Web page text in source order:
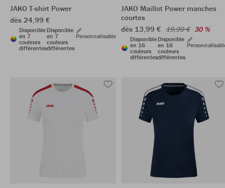
JAKO T-shirt Power
dès 24,99 €
Disponible
en 7
couleurs
différentes
Disponible
en 7
couleurs
différentes
Personnalisable
JAKO Maillot Power manches
courtes
dès 13,99 € 19,99 € 30 %
Disponible
en 16
couleurs
différentes
Disponible
en 16
couleurs
différentes